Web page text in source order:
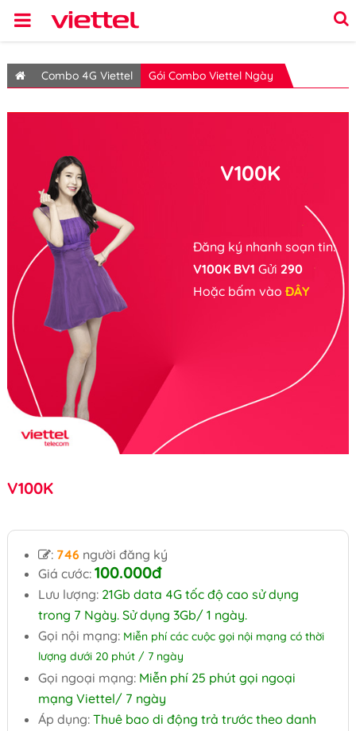
Combo 4G Viettel Gói Combo Viettel Ngày
V100K
Đăng ký nhanh soạn tin:
V100K BV1 Gửi 290
Hoặc bấm vào ĐÂY
V100K
: 746người đăng ký
Giá cước: 100.000đ
Lưu lượng:21Gb data 4G tốc độ cao sử dụng
trong 7 Ngày. Sử dụng 3Gb/ 1 ngày.
Gọi nội mạng: Miễn phí các cuộc gọi nội mạng có thời
lượng dưới 20 phút / 7 ngày
Gọi ngoại mạng:Miễn phí 25 phút gọi ngoại
mạng Viettel/ 7 ngày
Áp dụng: Thuê bao di động trả trước theo danh